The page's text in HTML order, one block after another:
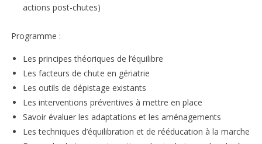
actions post-chutes)
Programme :
Les principes théoriques de l’équilibre
Les facteurs de chute en gériatrie
Les outils de dépistage existants
Les interventions préventives à mettre en place
Savoir évaluer les adaptations et les aménagements
Les techniques d’équilibration et de rééducation à la marche